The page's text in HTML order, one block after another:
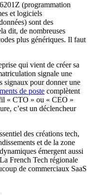
(programmation
et logiciels
sont des
dit, de nombreuses
plus génériques. Il faut
qui vient de créer sa
signale une
signaux pour donner une
de poste complètent
« CTO » ou « CEO »
c’est un déclencheur
des créations tech,
et de la zone
émergent aussi
French Tech régionale
de commerciaux SaaS